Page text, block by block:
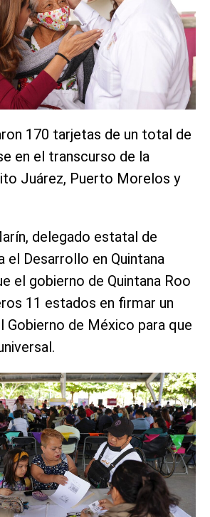
170 tarjetas de un total de
en el transcurso de la
Juárez, Puerto Morelos y
delegado estatal de
el Desarrollo en Quintana
el gobierno de Quintana Roo
11 estados en firmar un
Gobierno de México para que